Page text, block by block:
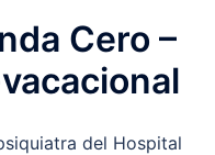
Cero –
del Hospital